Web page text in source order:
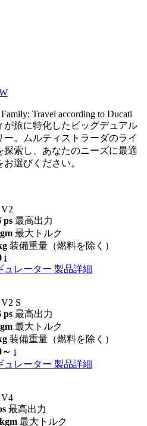
Travel according to Ducati
が旅に特化したビッグデュアル
ー。ムルティストラーダのライ
探索し、あなたのニーズに最適
お選びください。
V2
ps 最高出力
最大トルク
装備重量（燃料を除く）
i
ュレーター 製品詳細
S
ps 最高出力
最大トルク
装備重量（燃料を除く）
i
ュレーター 製品詳細
V4
最高出力
最大トルク